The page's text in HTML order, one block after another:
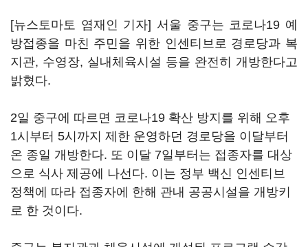
[뉴스토마토 염재인 기자] 서울 중구는 코로나19 예
방접종을 마친 주민을 위한 인센티브로 경로당과 복
지관, 수영장, 실내체육시설 등을 완전히 개방한다고
밝혔다.
2일 중구에 따르면 코로나19 확산 방지를 위해 오후
1시부터 5시까지 제한 운영하던 경로당을 이달부터
온 종일 개방한다. 또 이달 7일부터는 접종자를 대상
으로 식사 제공에 나선다. 이는 정부 백신 인센티브
정책에 따라 접종자에 한해 관내 공공시설을 개방키
로 한 것이다.